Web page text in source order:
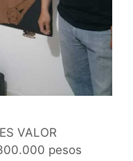
VALOR
pesos